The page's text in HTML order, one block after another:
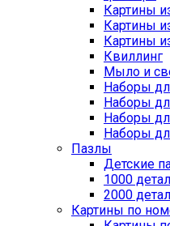
Картины
Картины
Картины
Квиллинг
Мыло и
Наборы
Наборы
Наборы
Наборы
Пазлы
Детские
1000
2000
Картины по